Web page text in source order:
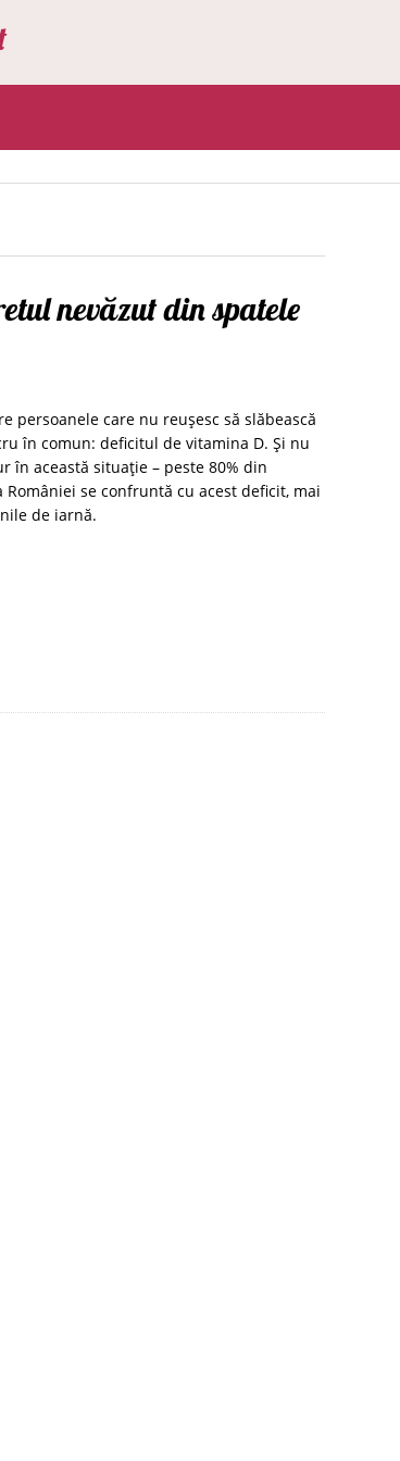
nevăzut din spatele
persoanele care nu reușesc să slăbească
în comun: deficitul de vitamina D. Și nu
în această situație – peste 80% din
României se confruntă cu acest deficit, mai
de iarnă.